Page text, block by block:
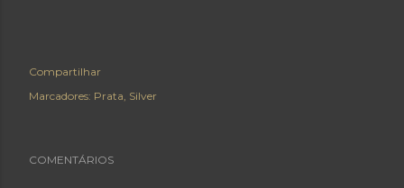
Compartilhar
Marcadores: Prata Silver
COMENTÁRIOS